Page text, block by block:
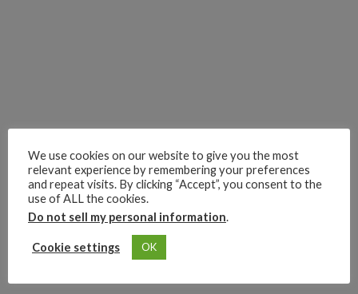
We use cookies on our website to give you the most
relevant experience by remembering your preferences
and repeat visits. By clicking “Accept”, you consent to the
use of ALL the cookies.
Do not sell my personal information.
Cookie settings OK